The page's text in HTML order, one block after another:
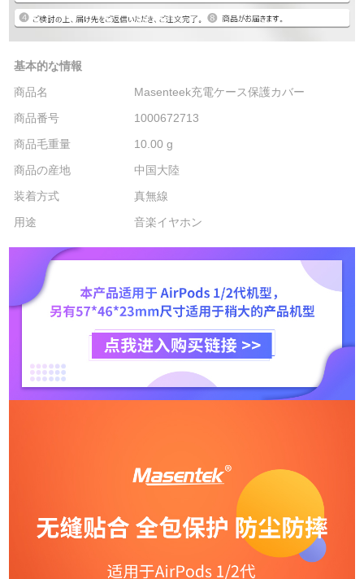
基本的な情報
商品名
Masenteek充電ケース保護カバー
商品番号
1000672713
商品毛重量
10.00 g
商品の産地
中国大陸
装着方式
真無線
用途
音楽イヤホン